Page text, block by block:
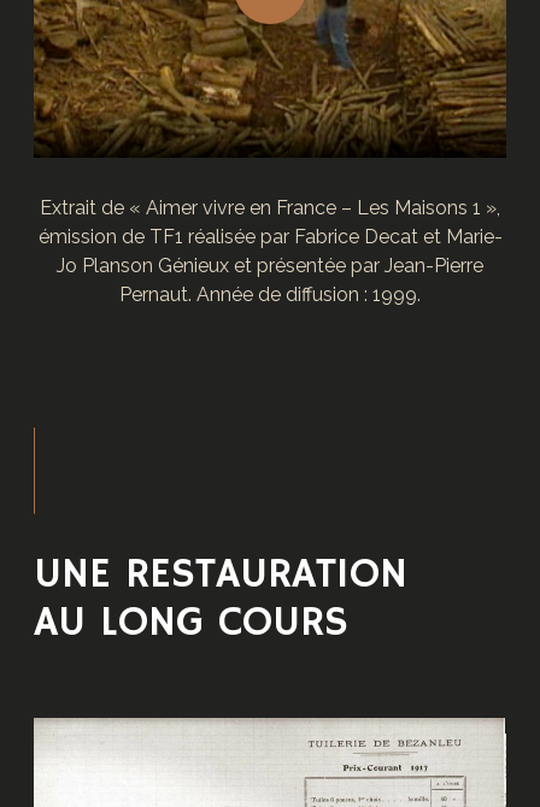
Extrait de « Aimer vivre en France – Les Maisons 1 »,
émission de TF1 réalisée par Fabrice Decat et Marie-
Jo Planson Génieux et présentée par Jean-Pierre
Pernaut. Année de diffusion : 1999.
UNE RESTAURATION
AU LONG COURS